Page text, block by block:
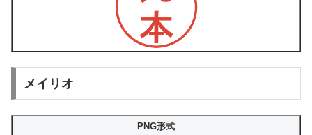
メイリオ
PNG形式